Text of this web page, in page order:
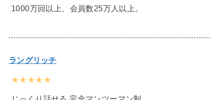
1000万回以上、会員数25万人以上。
ラングリッチ
★★★★★